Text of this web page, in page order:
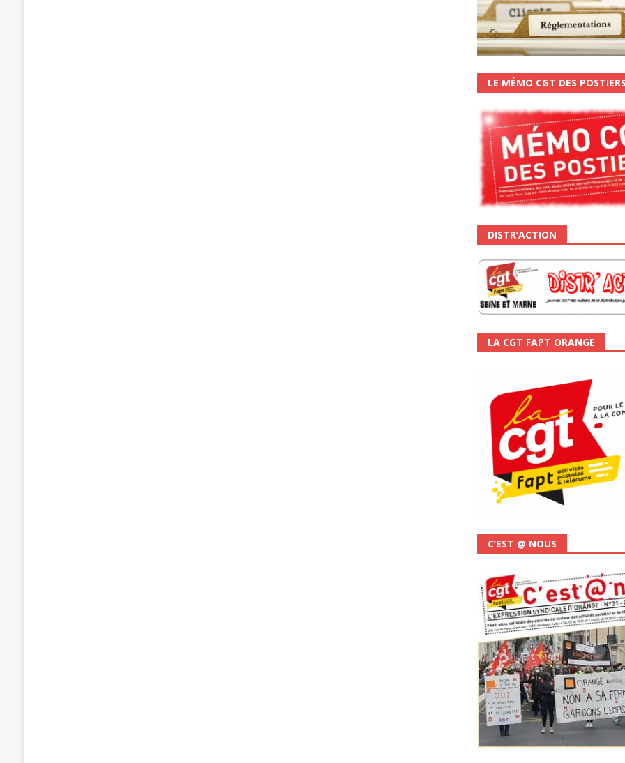
LE MÉMO CGT DES
DISTR’ACTION
LA CGT FAPT ORANGE
C’EST @ NOUS